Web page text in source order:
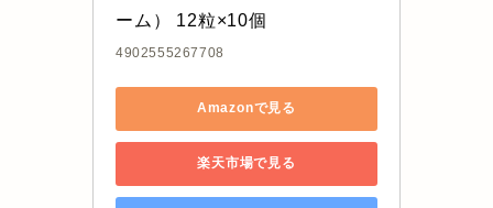
ーム） 12粒×10個
4902555267708
Amazonで見る
楽天市場で見る